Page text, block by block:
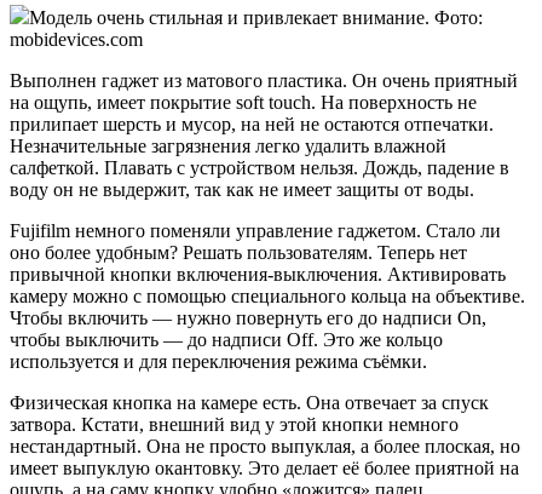
Модель очень стильная и привлекает внимание. Фото:
mobidevices.com
Выполнен гаджет из матового пластика. Он очень приятный
на ощупь, имеет покрытие soft touch. На поверхность не
прилипает шерсть и мусор, на ней не остаются отпечатки.
Незначительные загрязнения легко удалить влажной
салфеткой. Плавать с устройством нельзя. Дождь, падение в
воду он не выдержит, так как не имеет защиты от воды.
Fujifilm немного поменяли управление гаджетом. Стало ли
оно более удобным? Решать пользователям. Теперь нет
привычной кнопки включения-выключения. Активировать
камеру можно с помощью специального кольца на объективе.
Чтобы включить — нужно повернуть его до надписи On,
чтобы выключить — до надписи Off. Это же кольцо
используется и для переключения режима съёмки.
Физическая кнопка на камере есть. Она отвечает за спуск
затвора. Кстати, внешний вид у этой кнопки немного
нестандартный. Она не просто выпуклая, а более плоская, но
имеет выпуклую окантовку. Это делает её более приятной на
ощупь, а на саму кнопку удобно «ложится» палец.